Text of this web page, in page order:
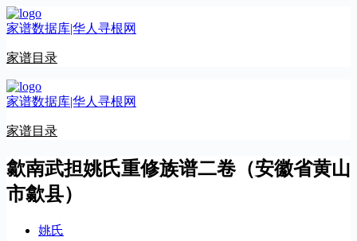
跳
至
容
家谱数据库|华人寻根网
家谱目录
家谱数据库|华人寻根网
家谱目录
歙南武担姚氏重修族谱二卷（安徽省黄山
市歙县）
姚氏